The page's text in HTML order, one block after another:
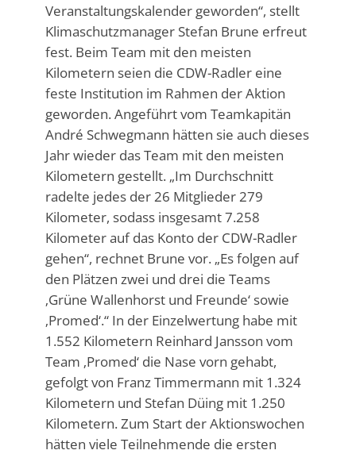
Veranstaltungskalender geworden“, stellt
Klimaschutzmanager Stefan Brune erfreut
fest. Beim Team mit den meisten
Kilometern seien die CDW-Radler eine
feste Institution im Rahmen der Aktion
geworden. Angeführt vom Teamkapitän
André Schwegmann hätten sie auch dieses
Jahr wieder das Team mit den meisten
Kilometern gestellt. „Im Durchschnitt
radelte jedes der 26 Mitglieder 279
Kilometer, sodass insgesamt 7.258
Kilometer auf das Konto der CDW-Radler
gehen“, rechnet Brune vor. „Es folgen auf
den Plätzen zwei und drei die Teams
‚Grüne Wallenhorst und Freunde‘ sowie
‚Promed‘.“ In der Einzelwertung habe mit
1.552 Kilometern Reinhard Jansson vom
Team ‚Promed‘ die Nase vorn gehabt,
gefolgt von Franz Timmermann mit 1.324
Kilometern und Stefan Düing mit 1.250
Kilometern. Zum Start der Aktionswochen
hätten viele Teilnehmende die ersten